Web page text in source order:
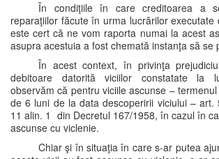
În condiţiile în care creditoarea a
reparaţiilor făcute în urma lucrărilor executate
este cert că ne vom raporta numai la acest
asupra acestuia a fost chemată instanţa să se
În acest context, în privinţa
debitoare datorită viciilor constatate la
observăm că pentru viciile ascunse –
de 6 luni de la data descoperirii viciului – art.
11 alin. 1 din Decretul 167/1958, în cazul în
ascunse cu viclenie.
Chiar şi în situaţia în care s-ar putea